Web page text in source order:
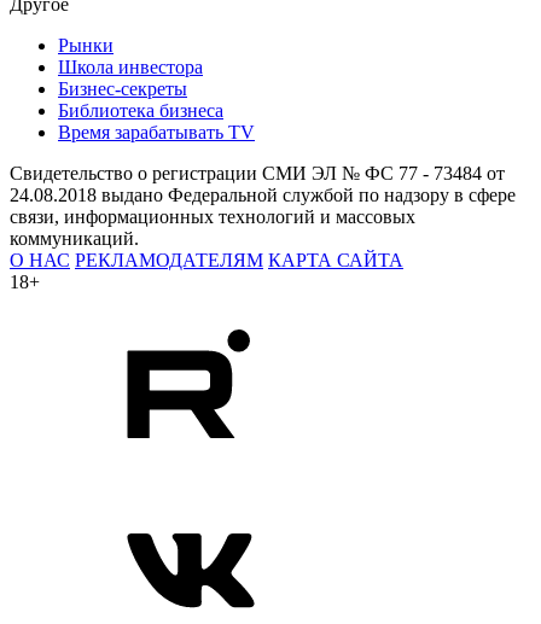
Рынки
Школа инвестора
Бизнес-секреты
Библиотека бизнеса
Время зарабатывать TV
Свидетельство о регистрации СМИ ЭЛ № ФС 77 - 73484 от
24.08.2018 выдано Федеральной службой по надзору в сфере
связи, информационных технологий и массовых
коммуникаций.
О НАС РЕКЛАМОДАТЕЛЯМ КАРТА САЙТА
18+